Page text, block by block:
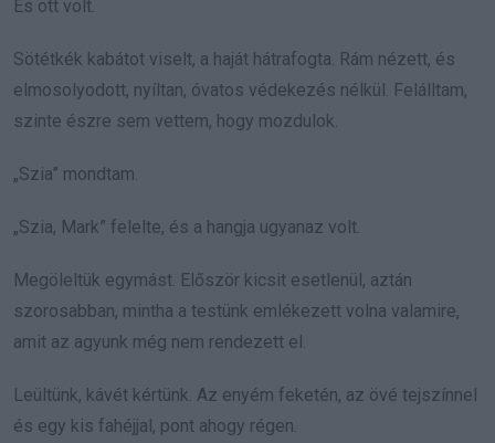
És ott volt.
Sötétkék kabátot viselt, a haját hátrafogta. Rám nézett, és
elmosolyodott, nyíltan, óvatos védekezés nélkül. Felálltam,
szinte észre sem vettem, hogy mozdulok.
„Szia” mondtam.
„Szia, Mark” felelte, és a hangja ugyanaz volt.
Megöleltük egymást. Először kicsit esetlenül, aztán
szorosabban, mintha a testünk emlékezett volna valamire,
amit az agyunk még nem rendezett el.
Leültünk, kávét kértünk. Az enyém feketén, az övé tejszínnel
és egy kis fahéjjal, pont ahogy régen.